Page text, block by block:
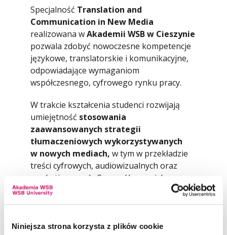
Niniejsza strona korzysta z plików cookie
Specjalność Translation and
Communication in New Media
realizowana wAkademii WSB w Cieszynie
pozwala zdobyć nowoczesne kompetencje
językowe, translatorskie i komunikacyjne,
odpowiadające wymaganiom
współczesnego, cyfrowego rynku pracy.
W trakcie kształcenia studenci rozwijają
umiejętność stosowania
zaawansowanych strategii
tłumaczeniowych wykorzystywanych
w nowych mediach, w tym w przekładzie
treści cyfrowych, audiowizualnych oraz
marketingowych. Szczególny nacisk
kładziony jest na dostosowanie